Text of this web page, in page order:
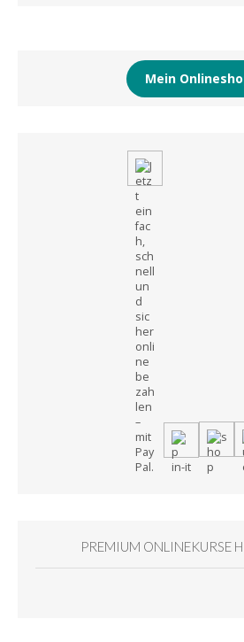
Mein
PREMIUM ONLINEKURSE